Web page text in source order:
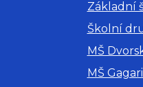
Základní
Školní
MŠ
MŠ